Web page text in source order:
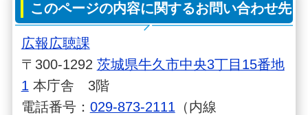
このページの内容に関するお問い合わせ先
広報広聴課
〒300-1292 茨城県牛久市中央3丁目15番地
1 本庁舎 3階
電話番号： 029-873-2111 （内線